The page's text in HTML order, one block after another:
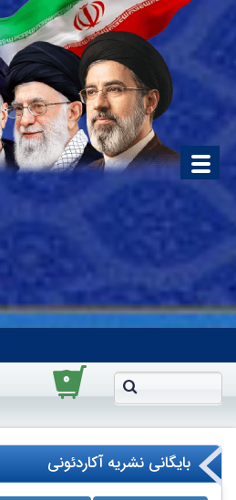
۰
بایگانی نشریه آکاردئونی